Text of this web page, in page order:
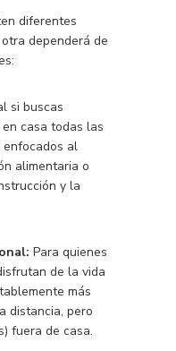
diferentes
dependerá de
si buscas
casa todas las
enfocados al
alimentaria o
y la
Para quienes
de la vida
más
distancia, pero
fuera de casa.